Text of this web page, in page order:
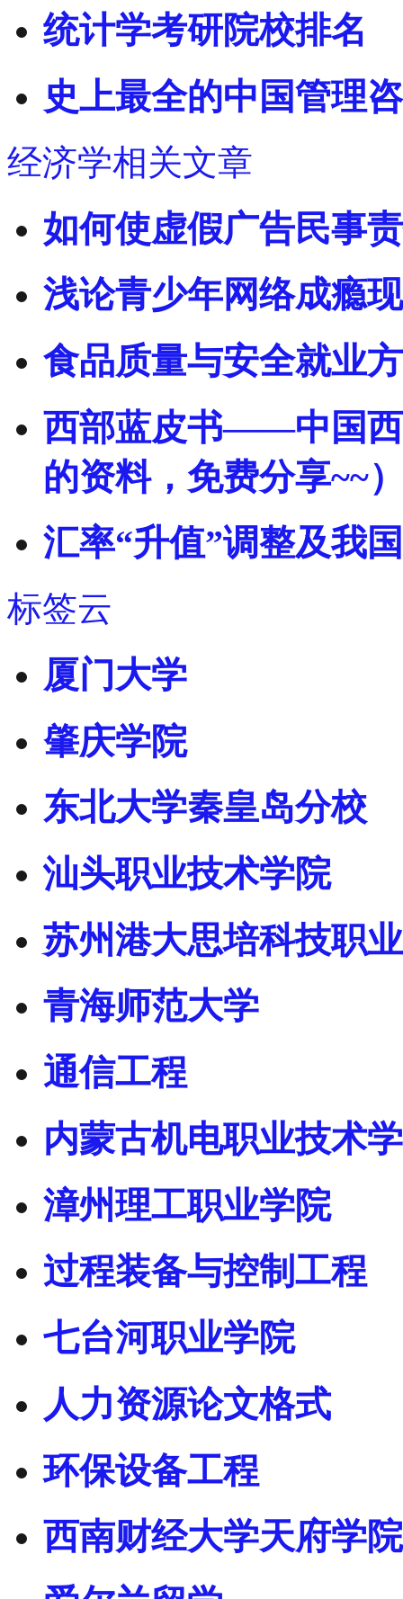
统计学考研院校排名
史上最全的中国管理
经济学相关文章
如何使虚假广告民事
浅论青少年网络成瘾
食品质量与安全就业
西部蓝皮书——中国西
的资料，免费分享~~
汇率“升值”调整及我
标签云
厦门大学
肇庆学院
东北大学秦皇岛分校
汕头职业技术学院
苏州港大思培科技职
青海师范大学
通信工程
内蒙古机电职业技术
漳州理工职业学院
过程装备与控制工程
七台河职业学院
人力资源论文格式
环保设备工程
西南财经大学天府学院